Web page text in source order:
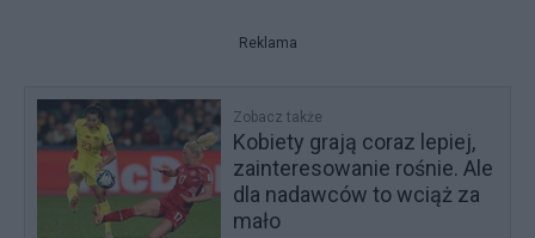
Reklama
Zobacz także
Kobiety grają coraz lepiej,
zainteresowanie rośnie. Ale
dla nadawców to wciąż za
mało